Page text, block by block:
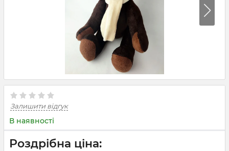
Залишити відгук
В наявності
Роздрібна ціна: